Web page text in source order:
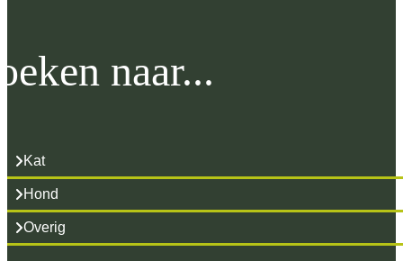
naar...
Kat
Hond
Overig